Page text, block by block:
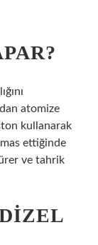
atomize
kullanarak
ettiğinde
ve tahrik